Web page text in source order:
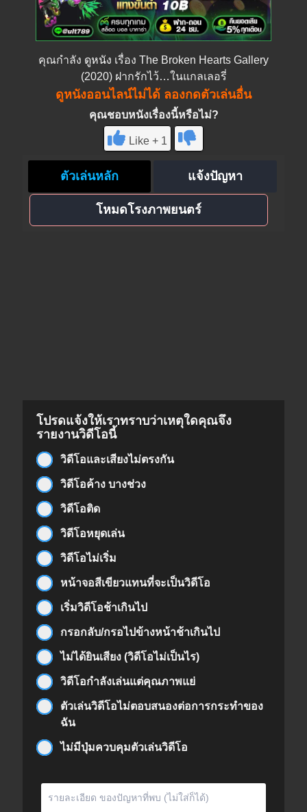
คุณกำลัง ดูหนัง เรื่อง The Broken Hearts Gallery
(2020) ฝากรักไว้…ในแกลเลอรี่
ดูหนังออนไลน์ไม่ได้ ลองกดตัวเล่นอื่น
คุณชอบหนังเรื่องนี้หรือไม่?
Like + 1
ตัวเล่นหลัก แจ้งปัญหา
โหมดโรงภาพยนตร์
โปรดแจ้งให้เราทราบว่าเหตุใดคุณจึง
รายงานวิดีโอนี้
วิดีโอและเสียงไม่ตรงกัน
วิดีโอค้าง บางช่วง
วิดีโอติด
วิดีโอหยุดเล่น
วิดีโอไม่เริ่ม
หน้าจอสีเขียวแทนที่จะเป็นวิดีโอ
เริ่มวิดีโอช้าเกินไป
กรอกลับ/กรอไปข้างหน้าช้าเกินไป
ไม่ได้ยินเสียง (วิดีโอไม่เป็นไร)
วิดีโอกำลังเล่นแต่คุณภาพแย่
ตัวเล่นวิดีโอไม่ตอบสนองต่อการกระทำของ
ฉัน
ไม่มีปุ่มควบคุมตัวเล่นวิดีโอ